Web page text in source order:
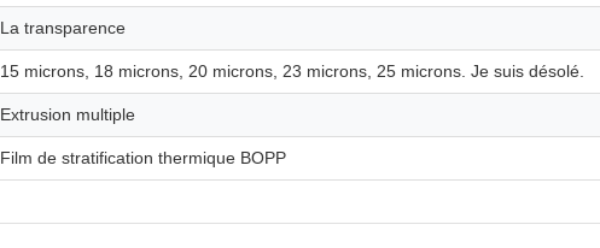
La transparence
15 microns, 18 microns, 20 microns, 23 microns, 25 microns. Je suis désolé.
Extrusion multiple
Film de stratification thermique BOPP